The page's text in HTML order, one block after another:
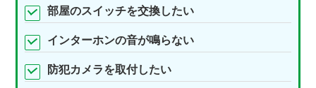
部屋のスイッチを交換したい
インターホンの音が鳴らない
防犯カメラを取付したい